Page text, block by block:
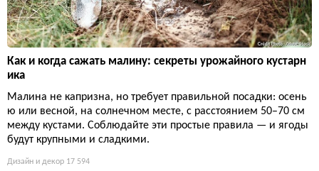
Как и когда сажать малину: секреты урожайного кустарн
ика
Малина не капризна, но требует правильной посадки: осень
ю или весной, на солнечном месте, с расстоянием 50–70 см
между кустами. Соблюдайте эти простые правила — и ягоды
будут крупными и сладкими.
Дизайн и декор 17 594